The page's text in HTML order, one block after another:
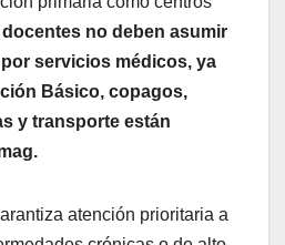
docentes no deben asumir
servicios médicos, ya
Básico, copagos,
y transporte están
atención prioritaria a